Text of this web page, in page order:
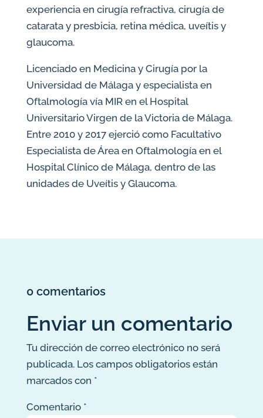
experiencia en cirugía refractiva, cirugía de
catarata y presbicia, retina médica, uveítis y
glaucoma.
Licenciado en Medicina y Cirugía por la
Universidad de Málaga y especialista en
Oftalmología vía MIR en el Hospital
Universitario Virgen de la Victoria de Málaga.
Entre 2010 y 2017 ejerció como Facultativo
Especialista de Área en Oftalmología en el
Hospital Clínico de Málaga, dentro de las
unidades de Uveítis y Glaucoma.
0 comentarios
Enviar un comentario
Tu dirección de correo electrónico no será
publicada. Los campos obligatorios están
marcados con *
Comentario *